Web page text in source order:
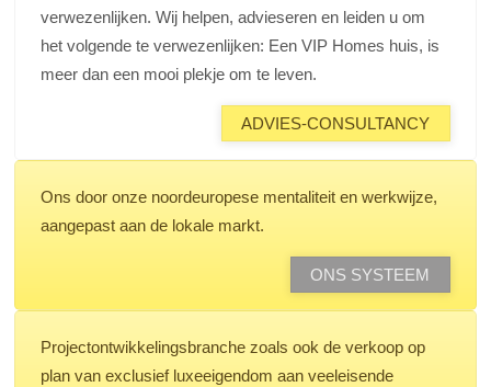
verwezenlijken. Wij helpen, advieseren en leiden u om
het volgende te verwezenlijken: Een VIP Homes huis, is
meer dan een mooi plekje om te leven.
ADVIES-CONSULTANCY
Ons door onze noordeuropese mentaliteit en werkwijze,
aangepast aan de lokale markt.
ONS SYSTEEM
Projectontwikkelingsbranche zoals ook de verkoop op
plan van exclusief luxeeigendom aan veeleisende